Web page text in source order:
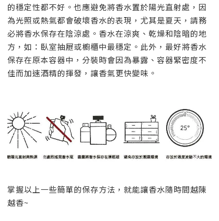
的穩定性都不好。也應避免將香水置於陽光直射處，因
為光照或熱氣都會破壞香水的表現，尤其是夏天，請務
必將香水保存在陰涼處。香水在涼爽、乾燥和陰暗的地
方，如：臥室抽屜或櫥櫃中最穩定。此外，最好將香水
保存在原本容器中，分裝時會因為暴露、容器緊密度不
佳而加速酒精的揮發，讓香氣更快變味。
掌握以上一些簡單的保存方法，就能讓香水隨時間越陳
越香~